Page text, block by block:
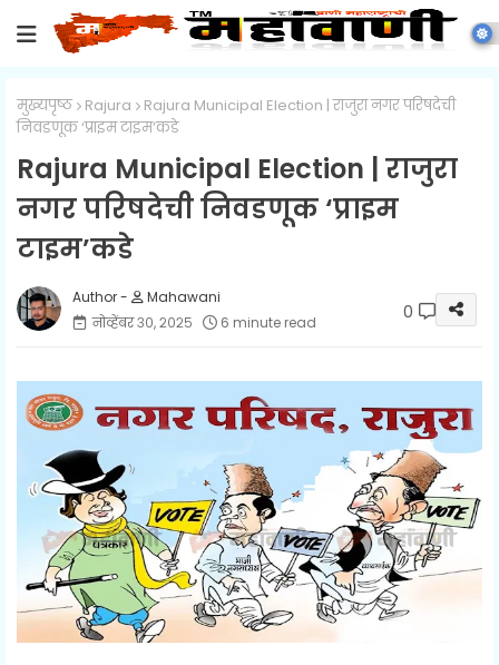
मुख्यपृष्ठ Rajura
Rajura Municipal Election | राजुरा नगर परिषदेची
निवडणूक ‘प्राइम टाइम’कडे
Rajura Municipal Election | राजुरा
नगर परिषदेची निवडणूक ‘प्राइम
टाइम’कडे
Mahawani
नोव्हेंबर ३०, २०२५
6 minute read 0